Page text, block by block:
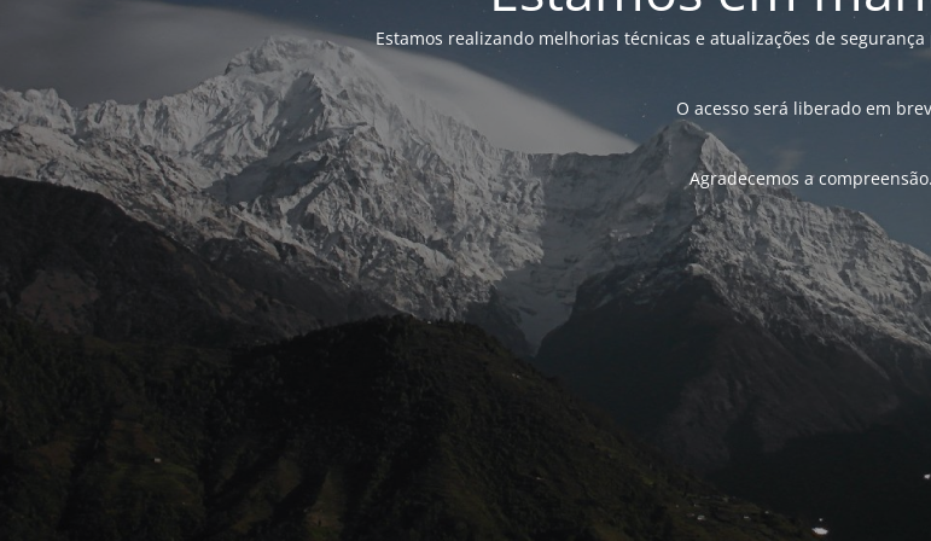
Estamos realizando melhorias técnicas e atualizações de
O acesso será liberado em
Agradecemos a compreensão.